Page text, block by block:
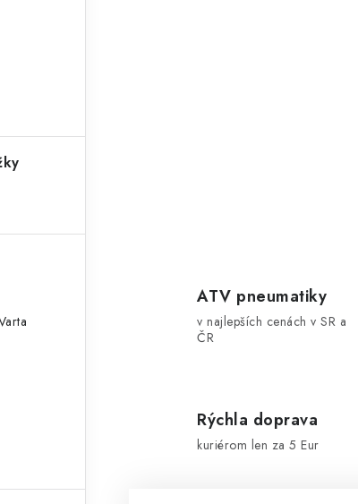
ATV pneumatiky
v najlepších cenách v SR a
ČR
Rýchla doprava
kuriérom len za 5 Eur